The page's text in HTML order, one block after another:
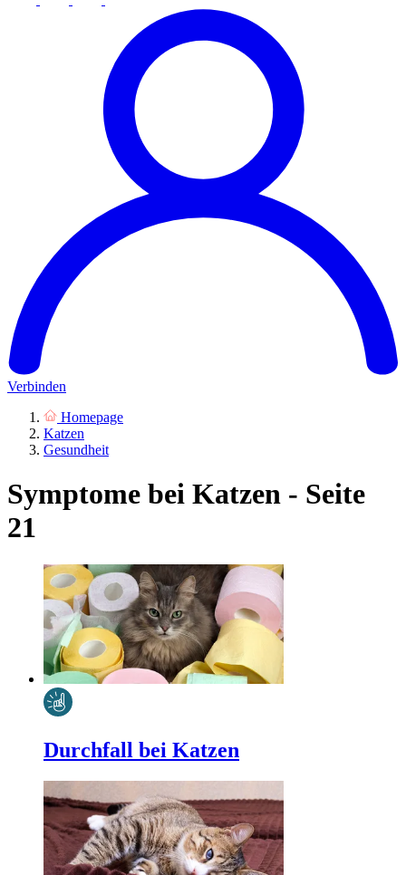
Verbinden
Homepage
Katzen
Gesundheit
Symptome bei Katzen - Seite
21
Durchfall bei Katzen